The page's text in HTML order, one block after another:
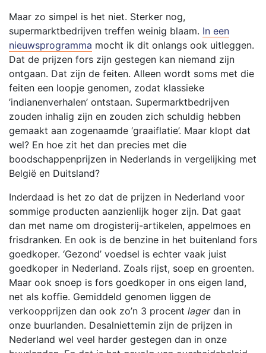
Maar zo simpel is het niet. Sterker nog,
supermarktbedrijven treffen weinig blaam. In een
nieuwsprogramma mocht ik dit onlangs ook uitleggen.
Dat de prijzen fors zijn gestegen kan niemand zijn
ontgaan. Dat zijn de feiten. Alleen wordt soms met die
feiten een loopje genomen, zodat klassieke
’indianenverhalen’ ontstaan. Supermarktbedrijven
zouden inhalig zijn en zouden zich schuldig hebben
gemaakt aan zogenaamde ‘graaiflatie’. Maar klopt dat
wel? En hoe zit het dan precies met die
boodschappenprijzen in Nederlands in vergelijking met
België en Duitsland?
Inderdaad is het zo dat de prijzen in Nederland voor
sommige producten aanzienlijk hoger zijn. Dat gaat
dan met name om drogisterij-artikelen, appelmoes en
frisdranken. En ook is de benzine in het buitenland fors
goedkoper. ‘Gezond’ voedsel is echter vaak juist
goedkoper in Nederland. Zoals rijst, soep en groenten.
Maar ook snoep is fors goedkoper in ons eigen land,
net als koffie. Gemiddeld genomen liggen de
verkoopprijzen dan ook zo’n 3 procent lager dan in
onze buurlanden. Desalniettemin zijn de prijzen in
Nederland wel veel harder gestegen dan in onze